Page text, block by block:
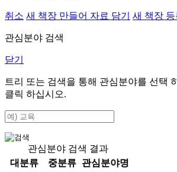
취소 새 책장 만들어 자료 담기 새 책장 등
관심분야 검색
닫기
트리 또는 검색을 통해 관심분야를 선택
클릭 하십시오.
관심분야 검색 결과
대분류
중분류
관심분야명